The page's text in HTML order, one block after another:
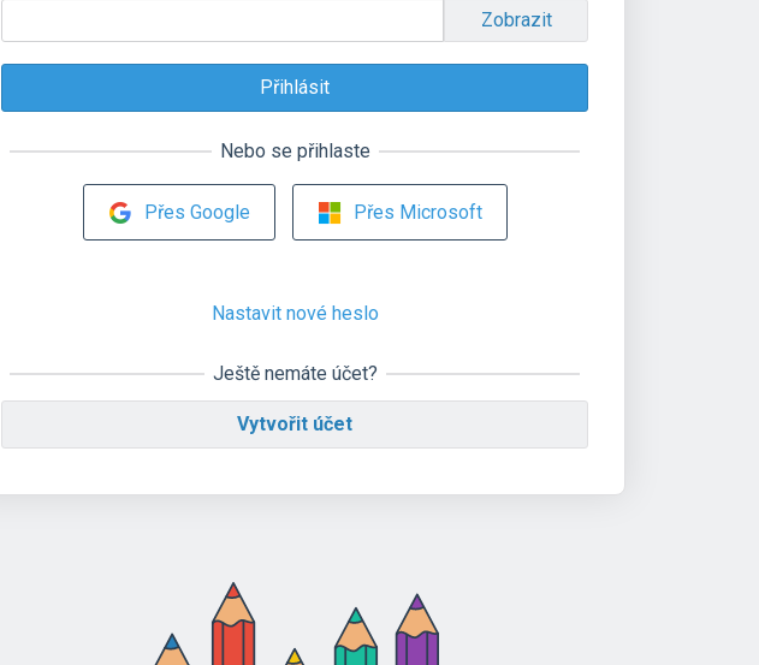
Zobrazit
Nebo se přihlaste
Přes Google Přes Microsoft
Nastavit nové heslo
Ještě nemáte účet?
Vytvořit účet